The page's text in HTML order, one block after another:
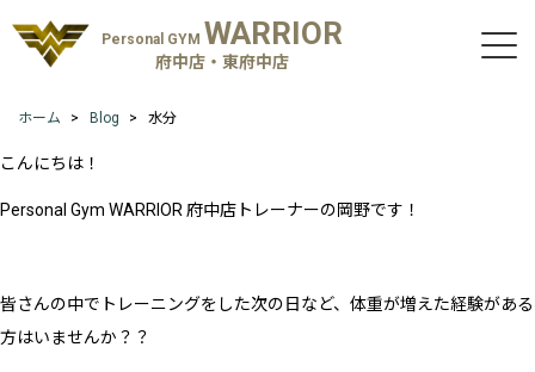
Personal GYM WARRIOR
府中店・東府中店
ホーム Blog 水分
こんにちは！
Personal Gym WARRIOR 府中店トレーナーの岡野です！
皆さんの中でトレーニングをした次の日など、体重が増えた経験がある
方はいませんか？？